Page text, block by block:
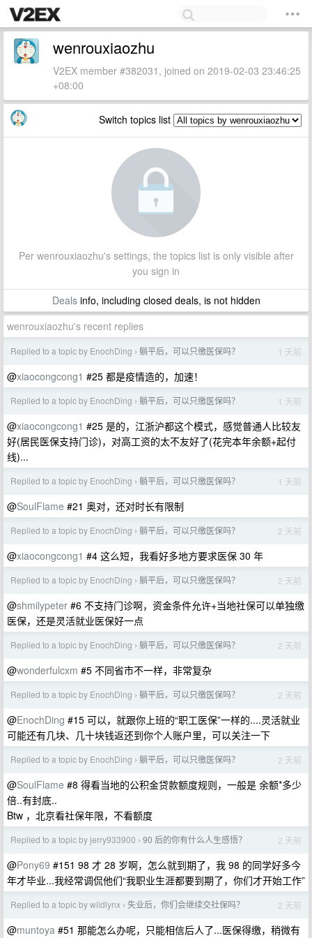
wenrouxiaozhu
V2EX member #382031, joined on 2019-02-03 23:46:25
+08:00
Switch topics list
Per wenrouxiaozhu's settings, the topics list is only visible after
you sign in
Dealsinfo, including closed deals, is not hidden
wenrouxiaozhu's recent replies
Replied to a topic by EnochDing › 躺平后，可以只缴医保吗？ 1 天前
@xiaocongcong1 #25 都是疫情造的，加速！
Replied to a topic by EnochDing › 躺平后，可以只缴医保吗？ 1 天前
@xiaocongcong1 #25 是的，江浙沪都这个模式，感觉普通人比较友
好(居民医保支持门诊)，对高工资的太不友好了(花完本年余额+起付
线)...
Replied to a topic by EnochDing › 躺平后，可以只缴医保吗？ 1 天前
@SoulFlame #21 奥对，还对时长有限制
Replied to a topic by EnochDing › 躺平后，可以只缴医保吗？ 2 天前
@xiaocongcong1 #4 这么短，我看好多地方要求医保 30 年
Replied to a topic by EnochDing › 躺平后，可以只缴医保吗？ 2 天前
@shmilypeter #6 不支持门诊啊，资金条件允许+当地社保可以单独缴
医保，还是灵活就业医保好一点
Replied to a topic by EnochDing › 躺平后，可以只缴医保吗？ 2 天前
@wonderfulcxm #5 不同省市不一样，非常复杂
Replied to a topic by EnochDing › 躺平后，可以只缴医保吗？ 2 天前
@EnochDing #15 可以，就跟你上班的“职工医保”一样的....灵活就业
可能还有几块、几十块钱返还到你个人账户里，可以关注一下
Replied to a topic by EnochDing › 躺平后，可以只缴医保吗？ 2 天前
@SoulFlame #8 得看当地的公积金贷款额度规则，一般是 余额*多少
倍..有封底..
Btw ，北京看社保年限，不看额度
Replied to a topic by jerry933900 › 90 后的你有什么人生感悟？ 2 天前
@Pony69 #151 98 才 28 岁啊，怎么就到期了，我 98 的同学好多今
年才毕业...我经常调侃他们“我职业生涯都要到期了，你们才开始工作”
Replied to a topic by wildlynx › 失业后，你们会继续交社保吗？ 2 天前
@muntoya #51 那能怎么办呢，只能相信后人了...医保得缴，稍微有